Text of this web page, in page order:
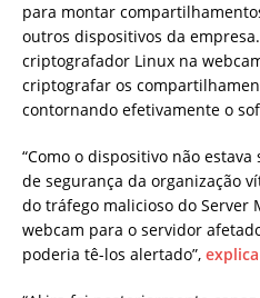
para montar
outros dispositivos da
criptografador Linux na
criptografar os
contornando efetivamente o
“Como o dispositivo não
de segurança da organização
do tráfego malicioso do Server
webcam para o servidor
poderia tê-los alertado”, explica